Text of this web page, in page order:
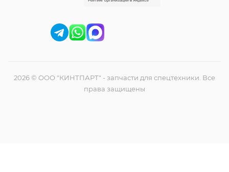
2026 © ООО "КИНТПАРТ" - запчасти для спецтехники. Все
права защищены